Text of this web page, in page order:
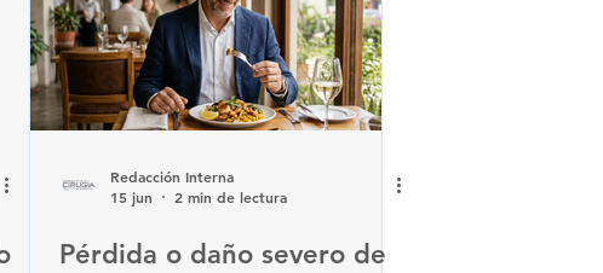
Redacción Interna
15 jun
2 min de lectura
Pérdida o daño severo de